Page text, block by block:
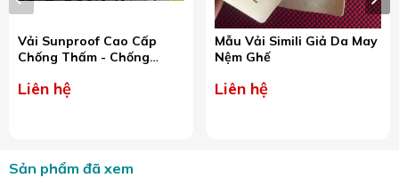
Vải Sunproof Cao Cấp
Chống Thấm - Chống
Liên hệ
Mẫu Vải Simili Giả Da May
Nệm Ghế
Liên hệ
Sản phẩm đã xem